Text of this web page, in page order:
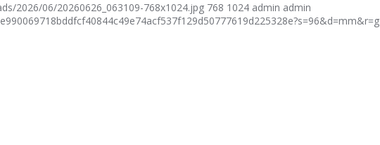
2026/06/20260626_063109-768x1024.jpg 768 1024 admin admin